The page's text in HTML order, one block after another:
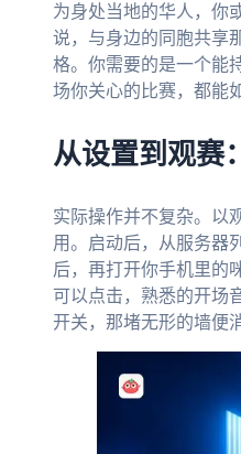
为身处当地的华人，你
说，与身边的同胞共享
格。你需要的是一个能
场你关心的比赛，都能
从设置到观赛
实际操作并不复杂。以
用。启动后，从服务器
后，再打开你手机里的
可以点击，熟悉的开场
开关，那堵无形的墙便